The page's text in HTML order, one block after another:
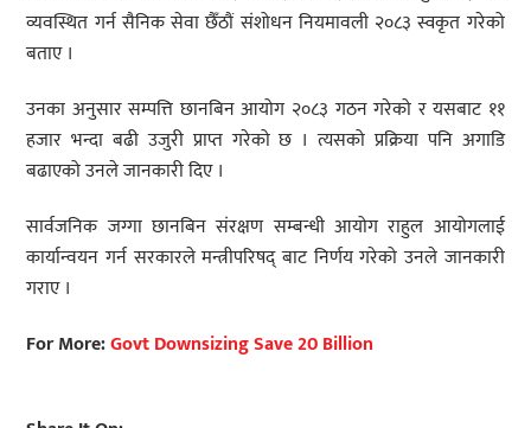
व्यवस्थित गर्न सैनिक सेवा छैँठौं संशोधन नियमावली २०८३ स्वकृत गरेको
बताए ।
उनका अनुसार सम्पत्ति छानबिन आयोग २०८३ गठन गरेको र यसबाट ११
हजार भन्दा बढी उजुरी प्राप्त गरेको छ । त्यसको प्रक्रिया पनि अगाडि
बढाएको उनले जानकारी दिए ।
सार्वजनिक जग्गा छानबिन संरक्षण सम्बन्धी आयोग राहुल आयोगलाई
कार्यान्वयन गर्न सरकारले मन्त्रीपरिषद् बाट निर्णय गरेको उनले जानकारी
गराए ।
For More:Govt Downsizing Save 20 Billion